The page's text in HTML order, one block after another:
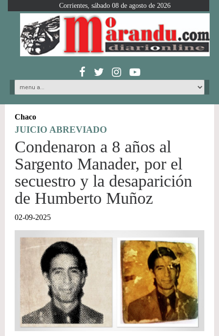
Corrientes, sábado 08 de agosto de 2026
Chaco
JUICIO ABREVIADO
Condenaron a 8 años al
Sargento Manader, por el
secuestro y la desaparición
de Humberto Muñoz
02-09-2025